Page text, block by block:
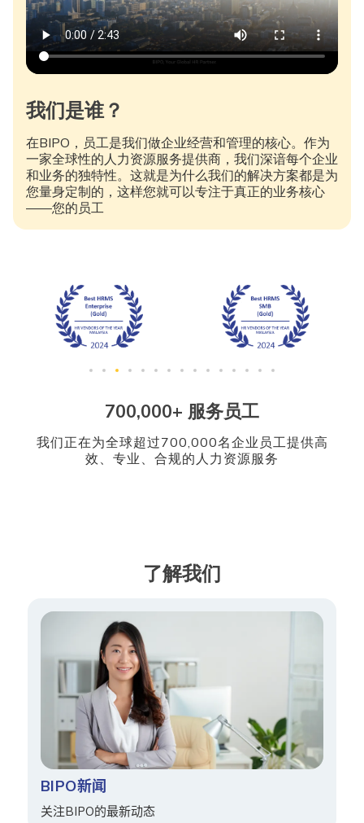
我们是谁？
在BIPO，员工是我们做企业经营和管理的核心。作为
一家全球性的人力资源服务提供商，我们深谙每个企业
和业务的独特性。这就是为什么我们的解决方案都是为
您量身定制的，这样您就可以专注于真正的业务核心
——您的员工
700,000+ 服务员工
我们正在为全球超过700,000名企业员工提供高
效、专业、合规的人力资源服务
了解我们
BIPO新闻
关注BIPO的最新动态